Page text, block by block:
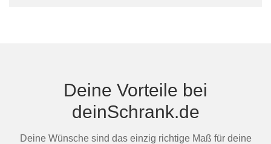
Deine Vorteile bei
deinSchrank.de
Deine Wünsche sind das einzig richtige Maß für deine